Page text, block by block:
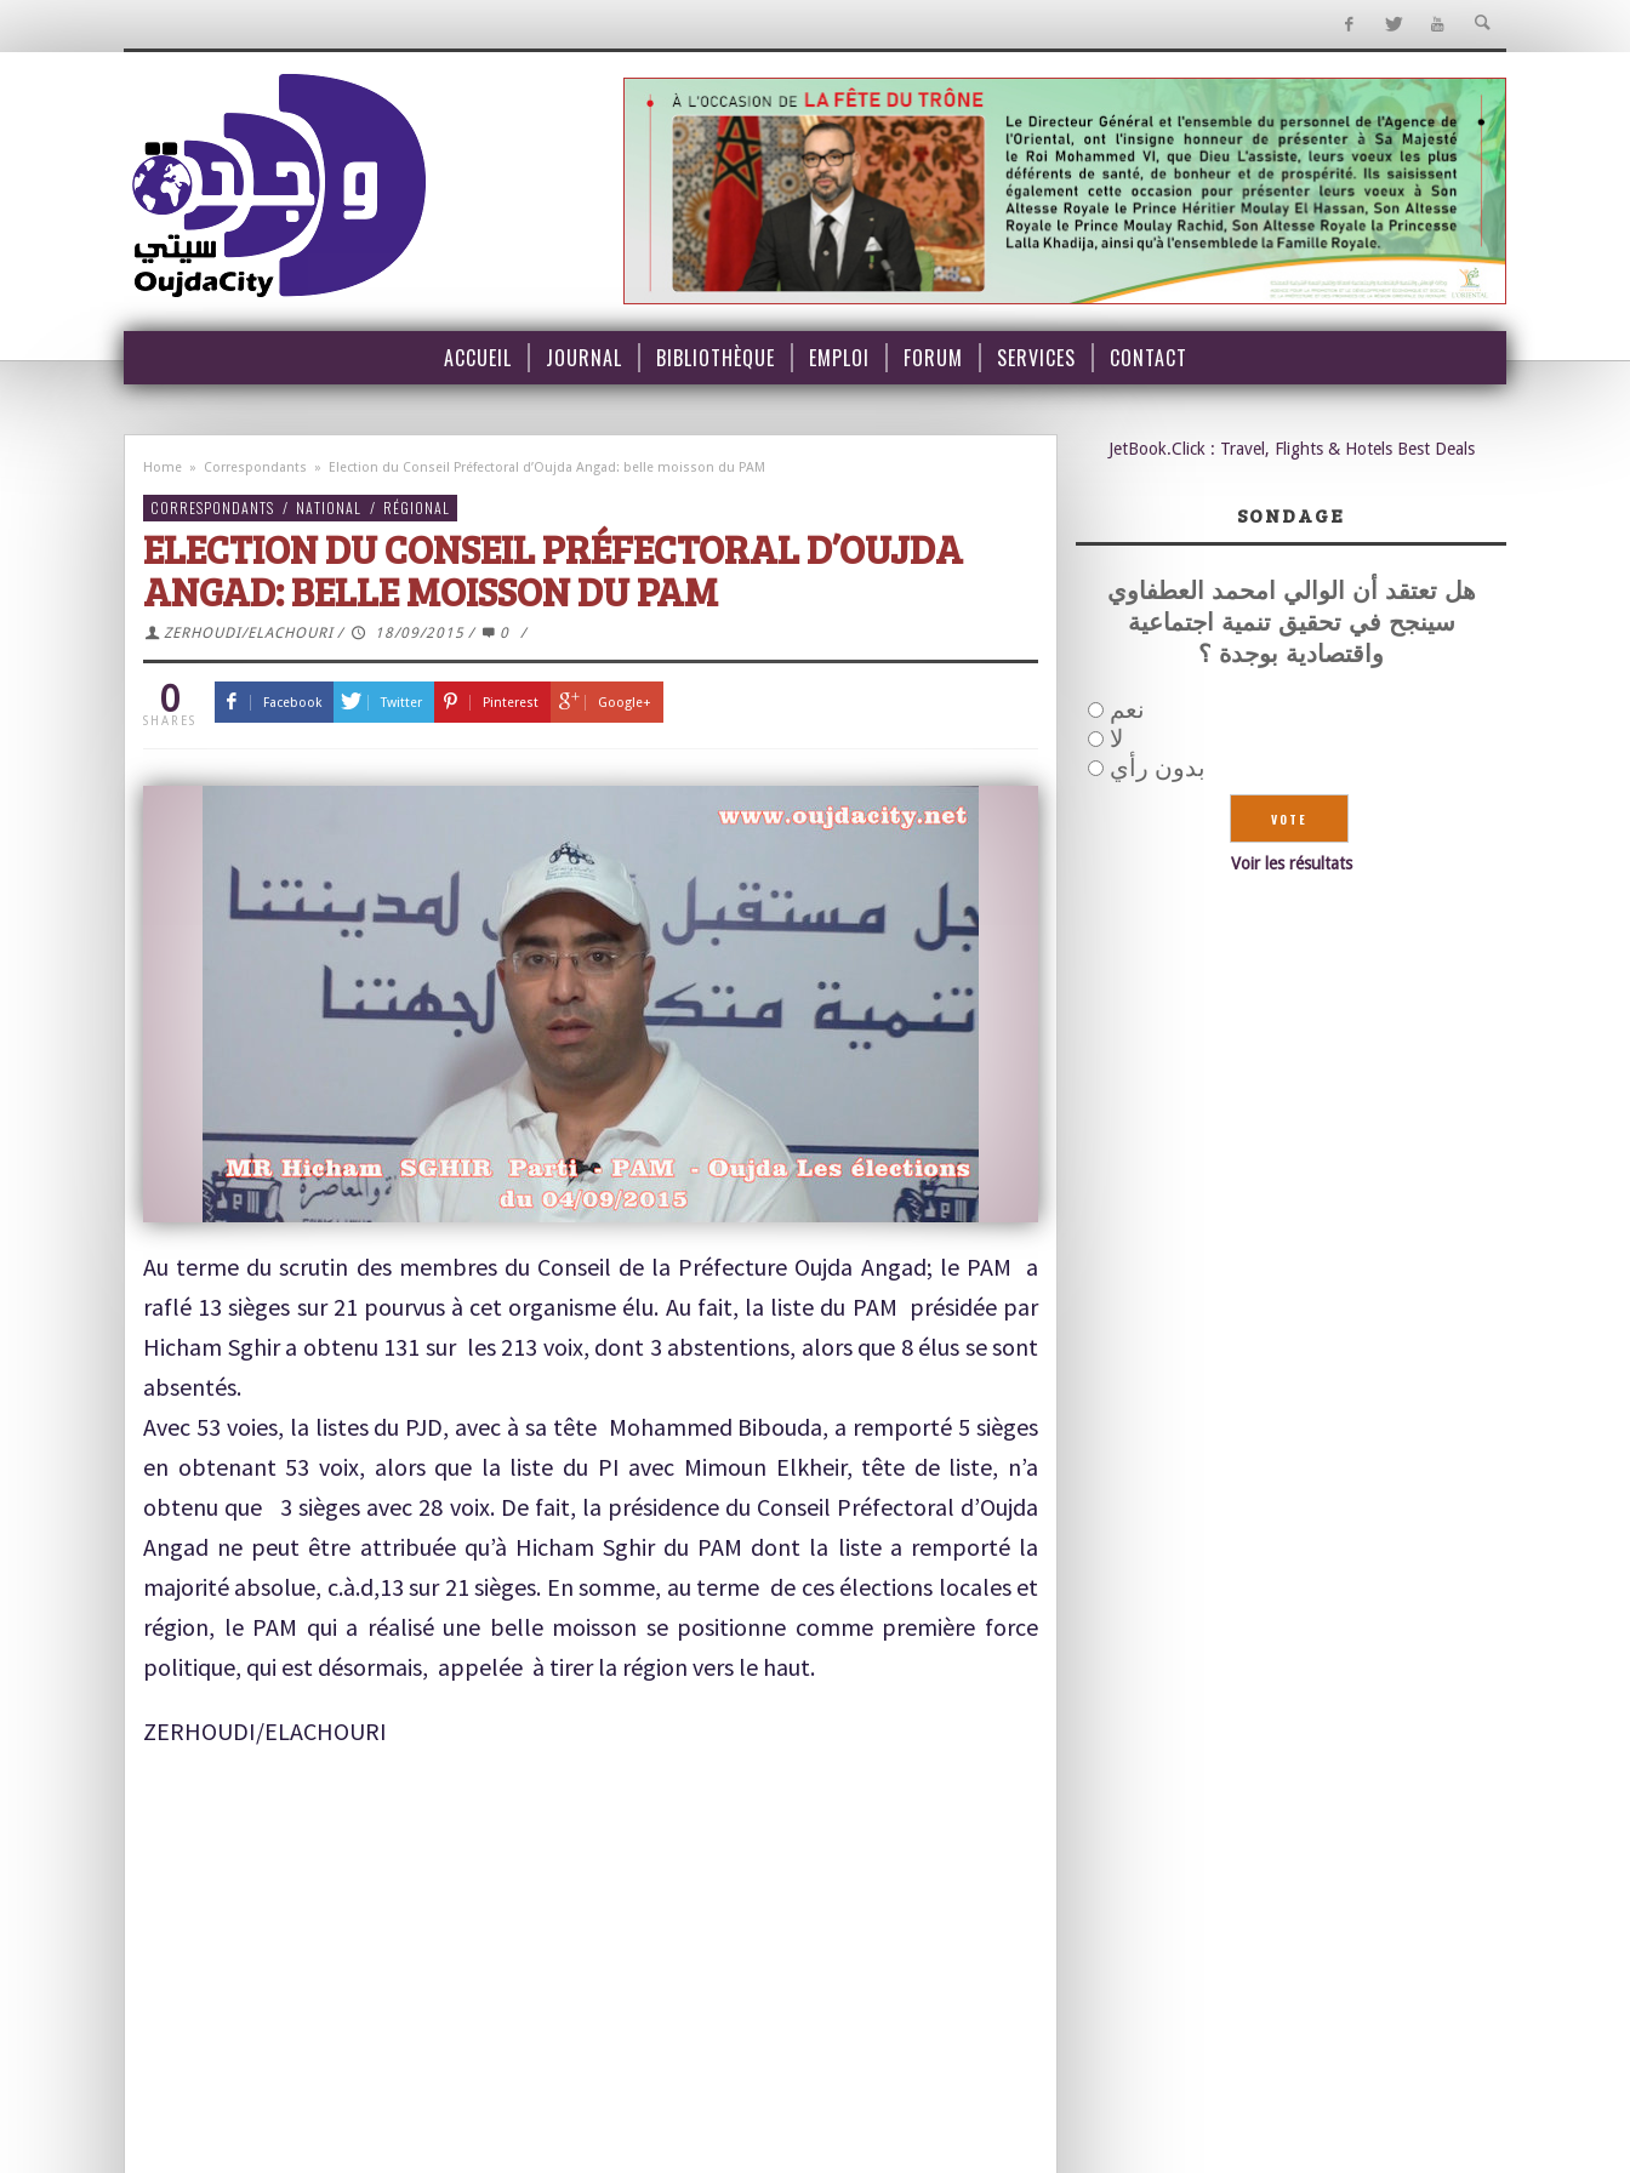
ACCUEIL JOURNAL BIBLIOTHÈQUE EMPLOI FORUM SERVICES CONTACT
Home » Correspondants » Election du Conseil Préfectoral d’Oujda Angad: belle moisson du PAM
CORRESPONDANTS / NATIONAL / RÉGIONAL
ELECTION DU CONSEIL PRÉFECTORAL D’OUJDA
ANGAD: BELLE MOISSON DU PAM
ZERHOUDI/ELACHOURI / 18/09/2015 / 0 /
0
SHARES
Facebook Twitter Pinterest Google+
Au terme du scrutin des membres du Conseil de la Préfecture Oujda Angad; le PAM a
raflé 13 sièges sur 21 pourvus à cet organisme élu. Au fait, la liste du PAM présidée par
Hicham Sghir a obtenu 131 sur les 213 voix, dont 3 abstentions, alors que 8 élus se sont
absentés.
Avec 53 voies, la listes du PJD, avec à sa tête Mohammed Bibouda, a remporté 5 sièges
en obtenant 53 voix, alors que la liste du PI avec Mimoun Elkheir, tête de liste, n’a
obtenu que 3 sièges avec 28 voix. De fait, la présidence du Conseil Préfectoral d’Oujda
Angad ne peut être attribuée qu’à Hicham Sghir du PAM dont la liste a remporté la
majorité absolue, c.à.d,13 sur 21 sièges. En somme, au terme de ces élections locales et
région, le PAM qui a réalisé une belle moisson se positionne comme première force
politique, qui est désormais, appelée à tirer la région vers le haut.
ZERHOUDI/ELACHOURI
JetBook.Click : Travel, Flights & Hotels Best Deals
SONDAGE
هل تعتقد أن الوالي امحمد العطفاوي
سينجح في تحقيق تنمية اجتماعية
واقتصادية بوجدة ؟
نعم
لا
بدون رأي
Voir les résultats